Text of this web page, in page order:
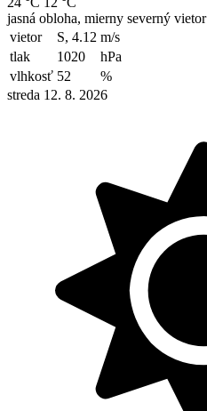
jasná obloha, mierny severný vietor
vietor
S, 4.12 m/s
tlak
1020
hPa
vlhkosť 52
%
streda 12. 8. 2026